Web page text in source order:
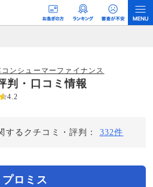
れるという収益モデルです。 ただし、特定の
当編集部の調査／ユーザーへの口コミ収集な
供を行っています。
ンシューマーファイナンス
判・口コミ情報
4.2
するクチコミ・評判： 332件
プロミス